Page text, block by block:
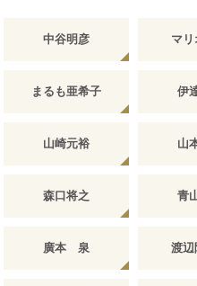
中谷明彦 マ
まるも亜希子 伊
山崎元裕 山
森口将之 青
廣本 泉 渡辺